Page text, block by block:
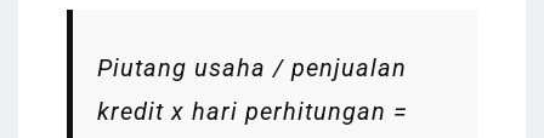
Piutang usaha / penjualan
kredit x hari perhitungan =